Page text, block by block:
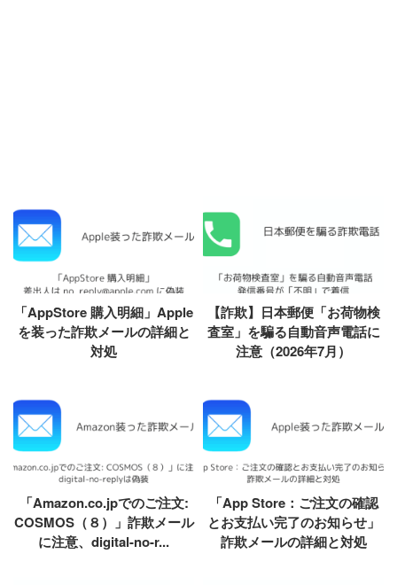
「AppStore 購入明細」Apple
を装った詐欺メールの詳細と
対処
【詐欺】日本郵便「お荷物検
査室」を騙る自動音声電話に
注意（2026年7月）
「Amazon.co.jpでのご注文:
COSMOS（８）」詐欺メール
に注意、digital-no-r...
「App Store：ご注文の確認
とお支払い完了のお知らせ」
詐欺メールの詳細と対処